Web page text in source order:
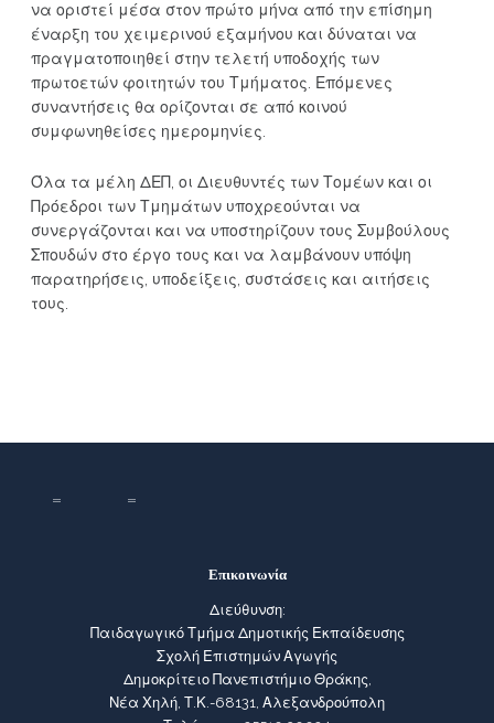
να οριστεί μέσα στον πρώτο μήνα από την επίσημη
έναρξη του χειμερινού εξαμήνου και δύναται να
πραγματοποιηθεί στην τελετή υποδοχής των
πρωτοετών φοιτητών του Τμήματος. Επόμενες
συναντήσεις θα ορίζονται σε από κοινού
συμφωνηθείσες ημερομηνίες.
Όλα τα μέλη ΔΕΠ, οι Διευθυντές των Τομέων και οι
Πρόεδροι των Τμημάτων υποχρεούνται να
συνεργάζονται και να υποστηρίζουν τους Συμβούλους
Σπουδών στο έργο τους και να λαμβάνουν υπόψη
παρατηρήσεις, υποδείξεις, συστάσεις και αιτήσεις
τους.
Επικοινωνία
Διεύθυνση:
Παιδαγωγικό Τμήμα Δημοτικής Εκπαίδευσης
Σχολή Επιστημών Αγωγής
Δημοκρίτειο Πανεπιστήμιο Θράκης,
Νέα Χηλή, Τ.Κ.-68131, Αλεξανδρούπολη